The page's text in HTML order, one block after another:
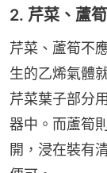
2. 芹菜、蘆
芹菜、蘆筍不
生的乙烯氣體
芹菜葉子部分
器中。而蘆筍
開，浸在裝有